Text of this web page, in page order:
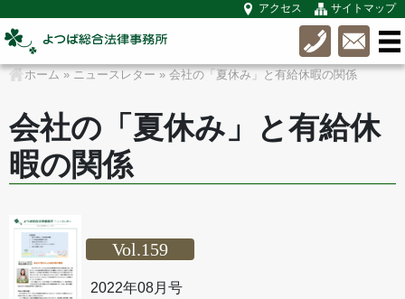
アクセス サイトマップ
ホーム » ニュースレター » 会社の「夏休み」と有給休暇の関係
会社の「夏休み」と有給休
暇の関係
Vol.159
2022年08月号